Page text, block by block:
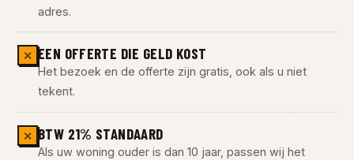
adres.
✕ EEN OFFERTE DIE GELD KOST
Het bezoek en de offerte zijn gratis, ook als u niet
tekent.
✕ BTW 21% STANDAARD
Als uw woning ouder is dan 10 jaar, passen wij het